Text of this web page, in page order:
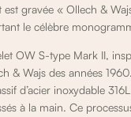
gravée « Ollech &
le célèbre
OW S-type Mark II,
& Wajs des années
d’acier inoxydable
à la main. Ce